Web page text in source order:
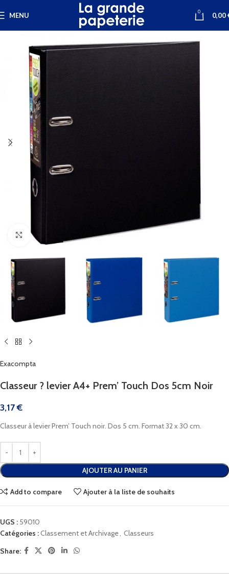
MENU 0 0,00
Cliquez pour agrandir
Exacompta
Classeur ? levier A4+ Prem’ Touch Dos 5cm Noir
3,17€
Classeur à levier Prem’ Touch noir. Dos 5 cm. Format 32 x 30 cm.
AJOUTER AU PANIER
Add to compare Ajouter à la liste de souhaits
UGS : 59010
Catégories :Classement et Archivage, Classeurs
Share: